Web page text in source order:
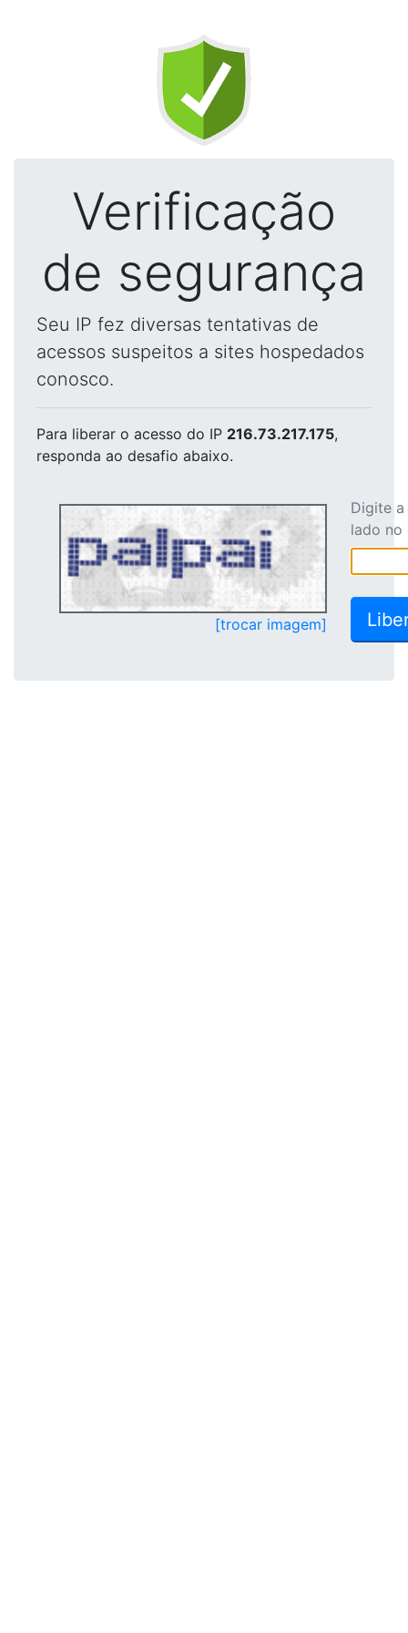
Verificação
de segurança
Seu IP fez diversas tentativas de
acessos suspeitos a sites hospedados
conosco.
Para liberar o acesso do IP 216.73.217.175,
responda ao desafio abaixo.
[trocar imagem]
Digite
lado no